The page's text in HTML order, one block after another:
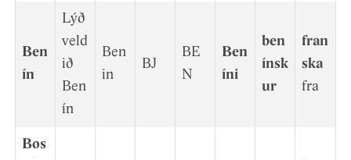
Ben
ín
Lýð
veld
ið
Ben
ín
Ben
in
BJ
BE
N
Ben
íni
ben
ínsk
ur
fran
ska
fra
Bos